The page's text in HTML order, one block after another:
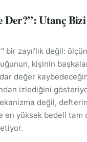
Der?”: Utanç Bizi
bir zayıflık değil:
kişinin
değer
izlediğini
değil,
yüksek bedeli tam